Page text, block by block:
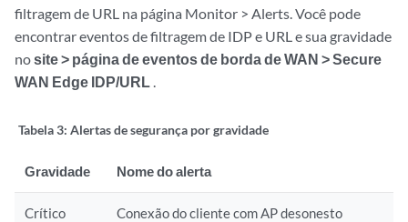
filtragem de URL na página Monitor > Alerts. Você pode
encontrar eventos de filtragem de IDP e URL e sua gravidade
nosite > página de eventos de borda de WAN > Secure
WAN Edge IDP/URL .
Tabela 3: Alertas de segurança por gravidade
Gravidade Nome do alerta
Crítico
Conexão do cliente com AP desonesto